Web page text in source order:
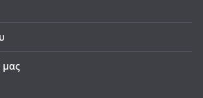
μας